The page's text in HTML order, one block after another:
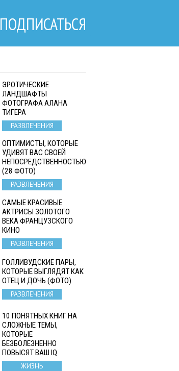
ПОДПИСАТЬСЯ
ЭРОТИЧЕСКИЕ
ЛАНДШАФТЫ
ФОТОГРАФА АЛАНА
ТИГЕРА
РАЗВЛЕЧЕНИЯ
ОПТИМИСТЫ, КОТОРЫЕ
УДИВЯТ ВАС СВОЕЙ
НЕПОСРЕДСТВЕННОСТЬЮ
(28 ФОТО)
РАЗВЛЕЧЕНИЯ
САМЫЕ КРАСИВЫЕ
АКТРИСЫ ЗОЛОТОГО
ВЕКА ФРАНЦУЗСКОГО
КИНО
РАЗВЛЕЧЕНИЯ
ГОЛЛИВУДСКИЕ ПАРЫ,
КОТОРЫЕ ВЫГЛЯДЯТ КАК
ОТЕЦ И ДОЧЬ (ФОТО)
РАЗВЛЕЧЕНИЯ
10 ПОНЯТНЫХ КНИГ НА
СЛОЖНЫЕ ТЕМЫ,
КОТОРЫЕ
БЕЗБОЛЕЗНЕННО
ПОВЫСЯТ ВАШ IQ
ЖИЗНЬ